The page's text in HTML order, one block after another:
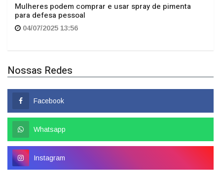
Mulheres podem comprar e usar spray de pimenta
para defesa pessoal
04/07/2025 13:56
Nossas Redes
Facebook
Whatsapp
Instagram